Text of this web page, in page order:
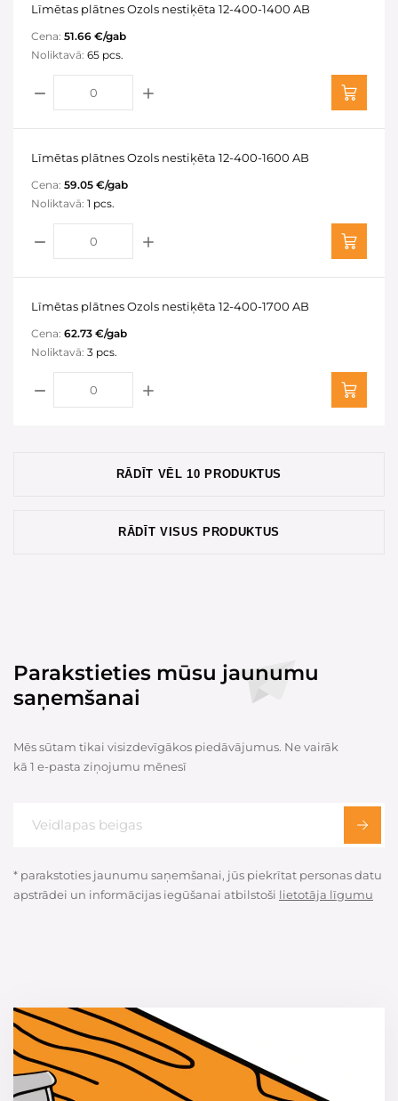
Līmētas plātnes Ozols nestiķēta 12-400-1400 AB
Cena: 51.66 €/gab
Noliktavā: 65 pcs.
Līmētas plātnes Ozols nestiķēta 12-400-1600 AB
Cena: 59.05 €/gab
Noliktavā: 1 pcs.
Līmētas plātnes Ozols nestiķēta 12-400-1700 AB
Cena: 62.73 €/gab
Noliktavā: 3 pcs.
RĀDĪT VĒL 10 PRODUKTUS
RĀDĪT VISUS PRODUKTUS
Parakstieties mūsu jaunumu
saņemšanai
Mēs sūtam tikai visizdevīgākos piedāvājumus. Ne vairāk
kā 1 e-pasta ziņojumu mēnesī
* parakstoties jaunumu saņemšanai, jūs piekrītat personas datu
apstrādei un informācijas iegūšanai atbilstoši lietotāja līgumu